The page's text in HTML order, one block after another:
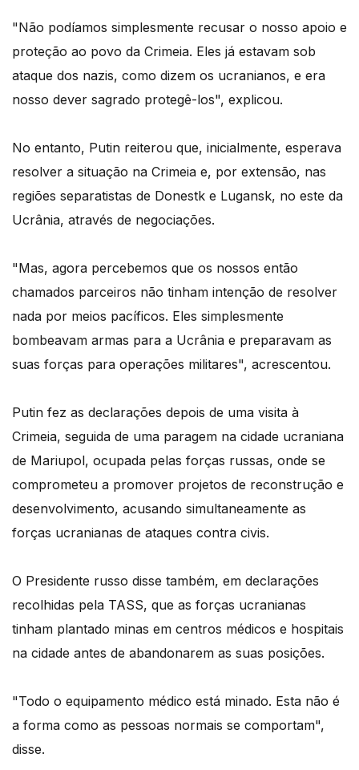
"Não podíamos simplesmente recusar o nosso apoio e
proteção ao povo da Crimeia. Eles já estavam sob
ataque dos nazis, como dizem os ucranianos, e era
nosso dever sagrado protegê-los", explicou.
No entanto, Putin reiterou que, inicialmente, esperava
resolver a situação na Crimeia e, por extensão, nas
regiões separatistas de Donestk e Lugansk, no este da
Ucrânia, através de negociações.
"Mas, agora percebemos que os nossos então
chamados parceiros não tinham intenção de resolver
nada por meios pacíficos. Eles simplesmente
bombeavam armas para a Ucrânia e preparavam as
suas forças para operações militares", acrescentou.
Putin fez as declarações depois de uma visita à
Crimeia, seguida de uma paragem na cidade ucraniana
de Mariupol, ocupada pelas forças russas, onde se
comprometeu a promover projetos de reconstrução e
desenvolvimento, acusando simultaneamente as
forças ucranianas de ataques contra civis.
O Presidente russo disse também, em declarações
recolhidas pela TASS, que as forças ucranianas
tinham plantado minas em centros médicos e hospitais
na cidade antes de abandonarem as suas posições.
"Todo o equipamento médico está minado. Esta não é
a forma como as pessoas normais se comportam",
disse.